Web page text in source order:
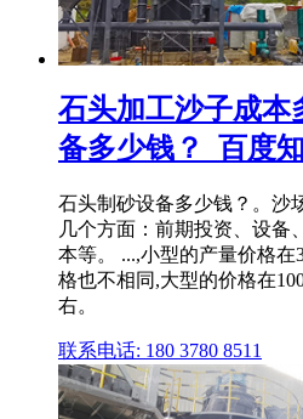
石头加工沙子成本
备多少钱？_百度
石头制砂设备多少钱？。沙
几个方面：前期投资、设备
本等。 ...,小型的产量价格
格也不相同,大型的价格在
右。
联系电话: 180 3780 8511